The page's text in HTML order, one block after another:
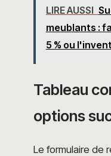
LIRE AUSSI
meublants :
5 % ou
Tableau
options
Le formulaire de